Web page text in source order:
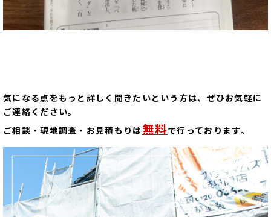
気になる点をもっと詳しく聞きたいという方は、ぜひお気軽に
ご連絡ください。
ご相談・現地調査・お見積もりは無料で行っております。